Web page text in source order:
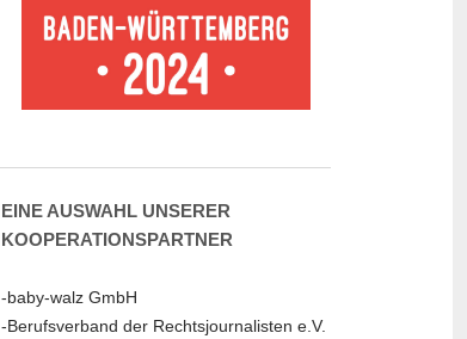
EINE AUSWAHL UNSERER
KOOPERATIONSPARTNER
-baby-walz GmbH
-Berufsverband der Rechtsjournalisten e.V.